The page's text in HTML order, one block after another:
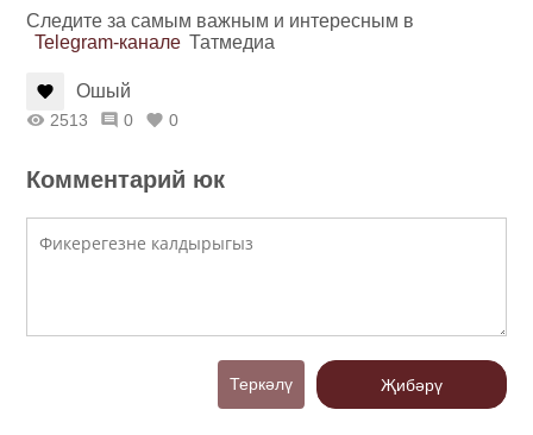
Следите за самым важным и интересным в
Telegram-канале Татмедиа
Ошый
2513 0 0
Комментарий юк
Теркәлү Җибәрү